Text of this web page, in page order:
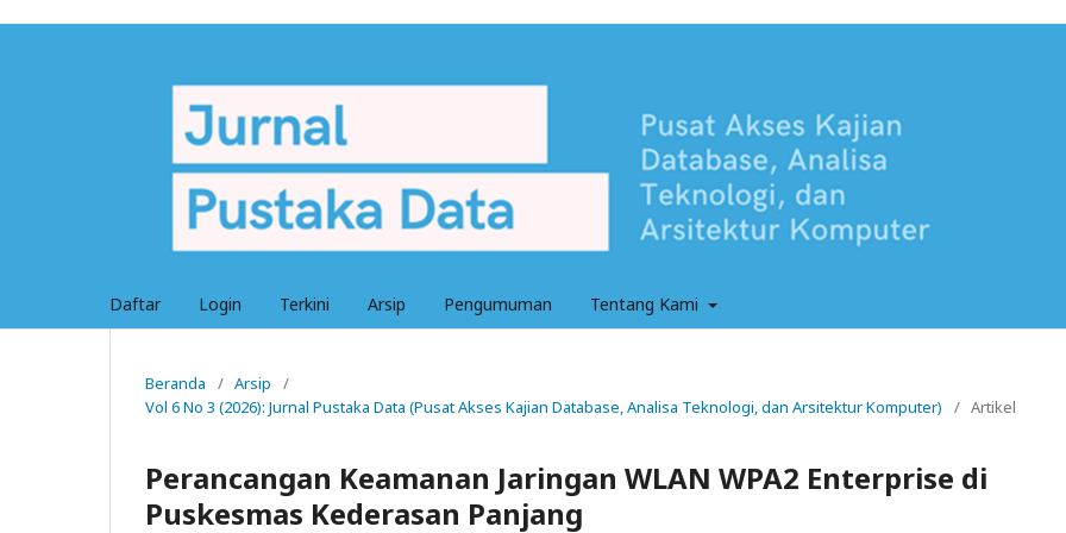
Daftar Login Terkini Arsip Pengumuman Tentang Kami
Beranda / Arsip
/
Vol 6 No 3 (2026): Jurnal Pustaka Data (Pusat Akses Kajian Database, Analisa Teknologi, dan Arsitektur Komputer)
/ Artikel
Perancangan Keamanan Jaringan WLAN WPA2 Enterprise di
Puskesmas Kederasan Panjang